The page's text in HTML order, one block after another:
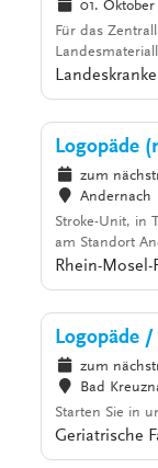
01. Oktober
Für das
Logopäde
zum
Andernach
Stroke-Unit, in
am Standort
Rhein-Mosel-
Logopäde
zum
Bad
Starten Sie in
Geriatrische